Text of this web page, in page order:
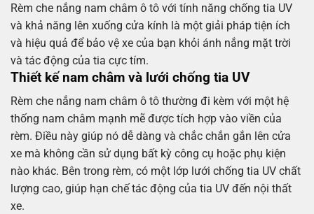
Rèm che nắng nam châm ô tô với tính năng chống tia UV
và khả năng lên xuống cửa kính là một giải pháp tiện ích
và hiệu quả để bảo vệ xe của bạn khỏi ánh nắng mặt trời
và tác động của tia cực tím.
Thiết kế nam châm và lưới chống tia UV
Rèm che nắng nam châm ô tô thường đi kèm với một hệ
thống nam châm mạnh mẽ được tích hợp vào viền của
rèm. Điều này giúp nó dễ dàng và chắc chắn gắn lên cửa
xe mà không cần sử dụng bất kỳ công cụ hoặc phụ kiện
nào khác. Bên trong rèm, có một lớp lưới chống tia UV chất
lượng cao, giúp hạn chế tác động của tia UV đến nội thất
xe.